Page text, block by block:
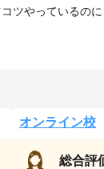
ツやっているの
オンライン校
総合評